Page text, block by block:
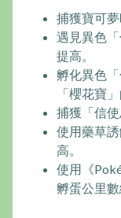
捕獲寶可夢
遇見異色
提高。
孵化異色
「櫻花寶
捕獲「信
使用藥草
高。
使用《
孵蛋公里數